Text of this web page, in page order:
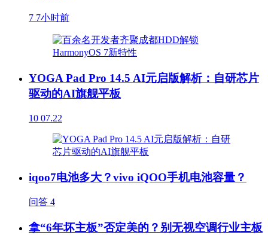
7 7小时前
YOGA Pad Pro 14.5 AI元启版解析：自研芯片
驱动的AI旗舰平板
10 07.22
iqoo7电池多大？vivo iQOO手机电池容量？
问答 4
拿“6年坏主板”否定美的？别无视空调行业主板